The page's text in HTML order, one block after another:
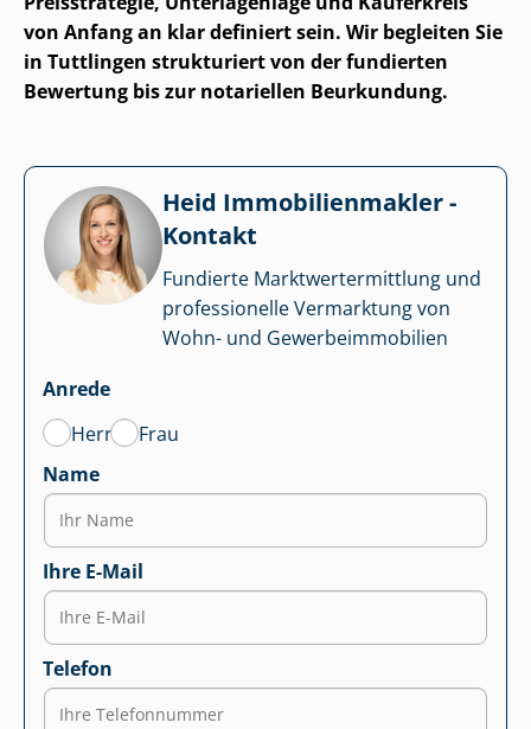
von Anfang an klar definiert sein. Wir begleiten Sie
in Tuttlingen strukturiert von der fundierten
Bewertung bis zur notariellen Beurkundung.
Heid Im­mo­bi­li­en­mak­ler -
Kontakt
Fundierte Markt­wert­ermitt­lung und
professionelle Vermarktung von
Wohn- und Ge­wer­be­im­mo­bi­li­en
Anrede
Herr
Frau
Name
Ihre E-Mail
Telefon